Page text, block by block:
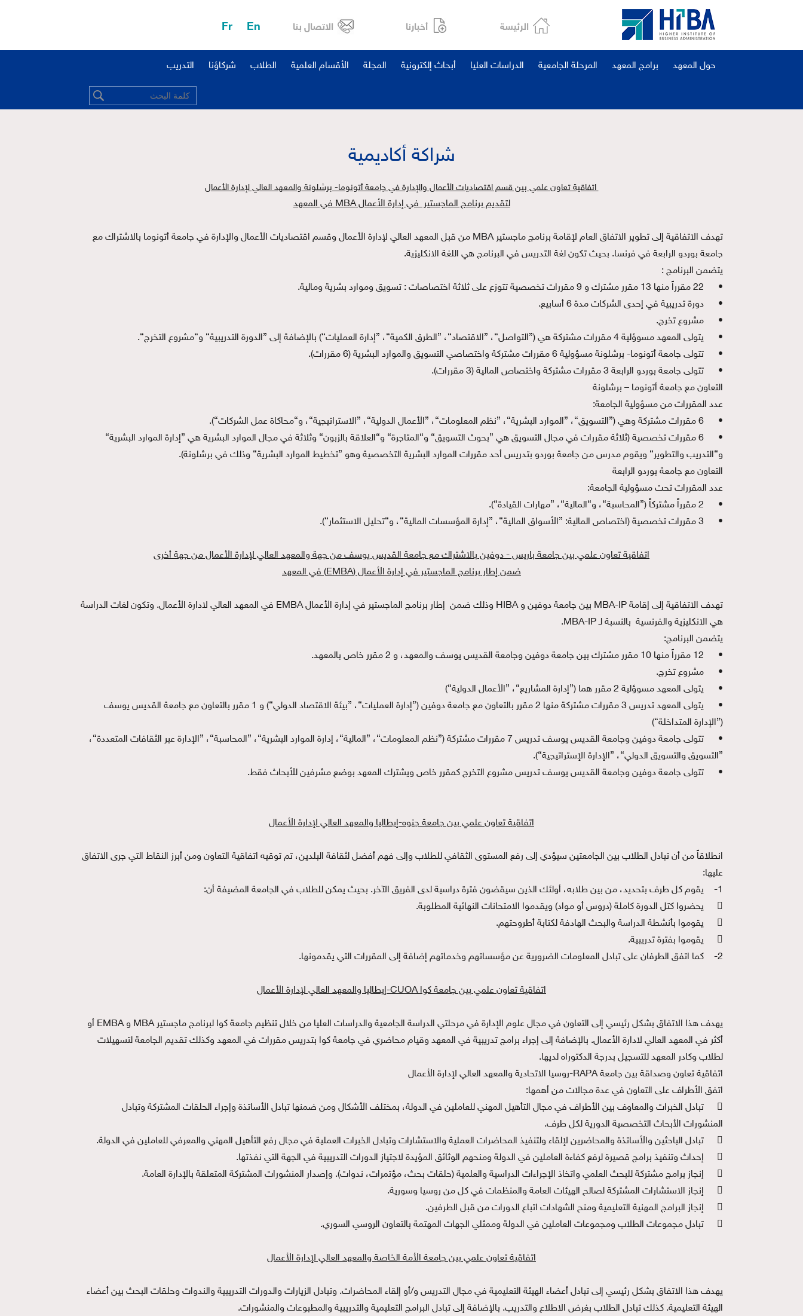
الرئيسة أخبارنا الاتصال بنا En
Fr
حول المعهد برامج المعهد المرحلة الجامعية الدراسات العليا أبحاث إلكترونية المجلة الأقسام العلمية الطلاب شركاؤنا التدريب
شراكة أكاديمية
اتفاقية تعاون علمي بين قسم اقتصاديات الأعمال والإدارة في جامعة أتونوما- برشلونةوالمعهد العالي لإدارة الأعمال
لتقديم برنامج الماجستير في إدارة الأعمال MBA في المعهد
تهدف الاتفاقية إلى تطوير الاتفاق العام لإقامة برنامج ماجستير MBA من قبل المعهد العالي لإدارة الأعمال وقسم اقتصاديات الأعمال والإدارة في جامعة أتونوما بالاشتراك مع
جامعة بوردو الرابعة في فرنسا. بحيث تكون لغة التدريس في البرنامج هي اللغة الانكليزية.
يتضمن البرنامج :
•
22 مقرراً منها 13 مقرر مشترك و 9 مقررات تخصصية تتوزع على ثلاثة اختصاصات : تسويق وموارد بشرية ومالية.
•
دورة تدريبية في إحدى الشركات مدة 6 أسابيع.
•
مشروع تخرج.
•
يتولى المعهد مسوؤلية 4 مقررات مشتركة هي (”التواصل“، ”الاقتصاد“، ”الطرق الكمية“، ”إدارة العمليات“) بالإضافة إلى ”الدورة التدريبية“ و“مشروع التخرج“.
•
تتولى جامعة أتونوما- برشلونة مسؤولية 6 مقررات مشتركة واختصاصي التسويق والموارد البشرية (6 مقررات).
•
تتولى جامعة بوردو الرابعة 3 مقررات مشتركة واختصاص المالية (3 مقررات).
التعاون مع جامعة أتونوما – برشلونة
عدد المقررات من مسؤولية الجامعة:
•
6 مقررات مشتركة وهي (”التسويق“، ”الموارد البشرية“، ”نظم المعلومات“، ”الأعمال الدولية“، ”الاستراتيجية“، و“محاكاة عمل الشركات“).
•
6 مقررات تخصصية (ثلاثة مقررات في مجال التسويق هي ”بحوث التسويق“ و“المتاجرة“ و“العلاقة بالزبون“ وثلاثة في مجال الموارد البشرية هي ”إدارة الموارد البشرية“
و“التدريب والتطوير“ ويقوم مدرس من جامعة بوردو بتدريس أحد مقررات الموارد البشرية التخصصية وهو ”تخطيط الموارد البشرية“ وذلك في برشلونة).
التعاون مع جامعة بوردو الرابعة
عدد المقررات تحت مسؤولية الجامعة:
•
2 مقرراً مشتركاً (”المحاسبة“، و“المالية“، ”مهارات القيادة“).
•
3 مقررات تخصصية (اختصاص المالية: ”الأسواق المالية“، ”إدارة المؤسسات المالية“، و“تحليل الاستثمار“).
اتفاقية تعاون علمي بين جامعة باريس - دوفين بالاشتراك مع جامعة القديس يوسف من جهة والمعهد العالي لإدارة الأعمال من جهة أخرى
ضمن إطار برنامج الماجستير في إدارة الأعمال (EMBA) في المعهد
تهدف الاتفاقية إلى إقامة MBA-IP بين جامعة دوفين و HIBA وذلك ضمن إطار برنامج الماجستير في إدارة الأعمال EMBA في المعهد العالي لادارة الأعمال. وتكون لغات الدراسة
هي الانكليزية والفرنسية بالنسبة لـ MBA-IP.
يتضمن البرنامج:
•
12 مقرراً منها 10 مقرر مشترك بين جامعة دوفين وجامعة القديس يوسف والمعهد، و 2 مقرر خاص بالمعهد.
•
مشروع تخرج.
•
يتولى المعهد مسوؤلية 2 مقرر هما (”إدارة المشاريع“، ”الأعمال الدولية“)
•
يتولى المعهد تدريس 3 مقررات مشتركة منها 2 مقرر بالتعاون مع جامعة دوفين (”إدارة العمليات“، ”بيئة الاقتصاد الدولي“) و 1 مقرر بالتعاون مع جامعة القديس يوسف
(”الإدارة المتداخلة“)
•
تتولى جامعة دوفين وجامعة القديس يوسف تدريس 7 مقررات مشتركة (”نظم المعلومات“، ”المالية“، إدارة الموارد البشرية“، ”المحاسبة“، ”الإدارة عبر الثقافات المتعددة“،
”التسويق والتسويق الدولي“، ”الإدارة الإستراتيجية“).
•
تتولى جامعة دوفين وجامعة القديس يوسف تدريس مشروع التخرج كمقرر خاص ويشترك المعهد بوضع مشرفين للأبحاث فقط.
اتفاقية تعاون علمي بين جامعة جنوه-إيطاليا والمعهد العالي لإدارة الأعمال
انطلاقاً من أن تبادل الطلاب بين الجامعتين سيؤدي إلى رفع المستوى الثقافي للطلاب وإلى فهم أفضل لثقافة البلدين، تم توقيه اتفاقية التعاون ومن أبرز النقاط التي جرى الاتفاق
عليها:
1-
يقوم كل طرف بتحديد، من بين طلابه، أولئك الذين سيقضون فترة دراسية لدى الفريق الآخر. بحيث يمكن للطلاب في الجامعة المضيفة أن:

يحضروا كتل الدورة كاملة (دروس أو مواد) ويقدموا الامتحانات النهائية المطلوبة.

يقوموا بأنشطة الدراسة والبحث الهادفة لكتابة أطروحتهم.

يقوموا بفترة تدريبية.
2-
كما اتفق الطرفان على تبادل المعلومات الضرورية عن مؤسساتهم وخدماتهم إضافة إلى المقررات التي يقدمونها.
اتفاقية تعاون علمي بين جامعة كوا CUOA-إيطاليا والمعهد العالي لإدارة الأعمال
يهدف هذا الاتفاق بشكل رئيسي إلى التعاون في مجال علوم الإدارة في مرحلتي الدراسة الجامعية والدراسات العليا من خلال تنظيم جامعة كوا لبرنامج ماجستير MBA و EMBA أو
أكثر في المعهد العالي لادارة الأعمال. بالإضافة إلى إجراء برامج تدريبية في المعهد وقيام محاضري في جامعة كوا بتدريس مقررات في المعهد وكذلك تقديم الجامعة لتسهيلات
لطلاب وكادر المعهد للتسجيل بدرجة الدكتوراه لديها.
اتفاقية تعاون وصداقة بين جامعة RAPA-روسيا الاتحادية والمعهد العالي لإدارة الأعمال
اتفق الأطراف على التعاون في عدة مجالات من أهمها:

تبادل الخبرات والمعاوف بين الأطراف في مجال التأهيل المهني للعاملين في الدولة، بمختلف الأشكال ومن ضمنها تبادل الأساتذة وإجراء الحلقات المشتركة وتبادل
المنشورات الأبحاث التخصصية الدورية لكل طرف.

تبادل الباحثين والأساتذة والمحاضرين لإلقاء ولتنفيذ المحاضرات العملية والاستشارات وتبادل الخبرات العملية في مجال رفع التأهيل المهني والمعرفي للعاملين في الدولة.

إحداث وتنفيذ برامج قصيرة لرفع كفاءة العاملين في الدولة ومنحهم الوثائق المؤيدة لاجتياز الدورات التدريبية في الجهة التي نفذتها.

إنجاز برامج مشتركة للبحث العلمي واتخاذ الإجراءات الدراسية والعلمية (حلقات بحث، مؤتمرات، ندوات). وإصدار المنشورات المشتركة المتعلقة بالإدارة العامة.

إنجاز الاستشارات المشتركة لصالح الهيئات العامة والمنظمات في كل من روسيا وسورية.

إنجاز البرامج المهنية التعليمية ومنح الشهادات اتباع الدورات من قبل الطرفين.

تبادل مجموعات الطلاب ومجموعات العاملين في الدولة وممثلي الجهات المهتمة بالتعاون الروسي السوري.
اتفاقية تعاون علمي بين جامعة الأمة الخاصة والمعهد العالي لإدارة الأعمال
يهدف هذا الاتفاق بشكل رئيسي إلى تبادل أعضاء الهيئة التعليمية في مجال التدريس و/أو إلقاء المحاضرات. وتبادل الزيارات والدورات التدريبية والندوات وحلقات البحث بين أعضاء
الهيئة التعليمية. كذلك تبادل الطلاب بغرض الاطلاع والتدريب. بالإضافة إلى تبادل البرامج التعليمية والتدريبية والمطبوعات والمنشورات.